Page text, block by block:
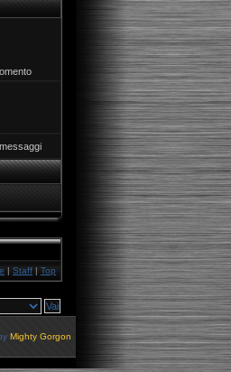
| Staff | Top
Mighty Gorgon